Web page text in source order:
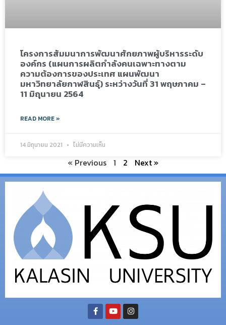
โครงการสัมมนาการพัฒนาศักยภาพผู้บริหารระดับ
องค์กร (แผนการผลิตกำลังคนเฉพาะทางตาม
ความต้องการของประเทศ แผนพัฒนา
มหาวิทยาลัยกาฬสินธุ์) ระหว่างวันที่ 31 พฤษภาคม –
11 มิถุนายน 2564
READ MORE »
14 มิถุนายน 2021 ไม่มีความเห็น
« Previous 1 2 Next »